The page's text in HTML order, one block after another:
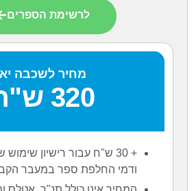
לרשימת הספרים
מחיר לשכבה יא
320 ש"ח
+ 30 ש"ח עבור רישיון
ודמי החלפת ספר במעבר